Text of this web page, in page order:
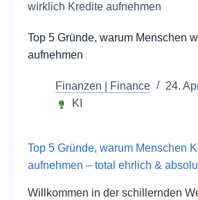
wirklich Kredite aufnehmen
Top 5 Gründe, warum Menschen
aufnehmen
Finanzen | Finance
24.
KI
Top 5 Gründe, warum Menschen
aufnehmen – total ehrlich &
Willkommen in der schillernden